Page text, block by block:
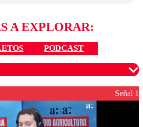
A EXPLORAR:
PODCAST
moderados para garantizar un
diálogo respetuoso.
Señal 1